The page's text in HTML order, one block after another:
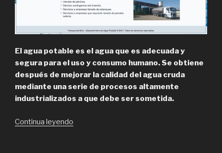
El agua potable es el agua que es adecuada y
segura para el uso y consumo humano. Se obtiene
después de mejorar la calidad del agua cruda
mediante una serie de procesos altamente
industrializados a que debe ser sometida.
Continua leyendo